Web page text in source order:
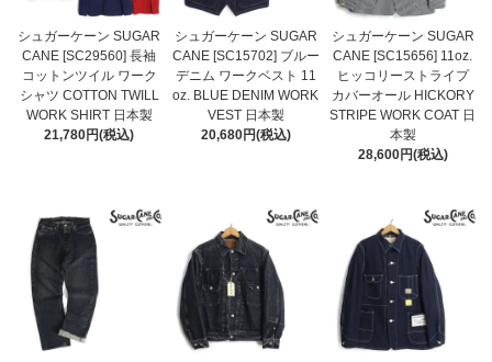
シュガーケーン SUGAR
CANE [SC29560] 長袖
コットンツイル ワーク
シャツ COTTON TWILL
WORK SHIRT 日本製
21,780円(税込)
シュガーケーン SUGAR
CANE [SC15702] ブルー
デニム ワークベスト 11
oz. BLUE DENIM WORK
VEST 日本製
20,680円(税込)
シュガーケーン SUGAR
CANE [SC15656] 11oz.
ヒッコリーストライプ
カバーオール HICKORY
STRIPE WORK COAT 日
本製
28,600円(税込)